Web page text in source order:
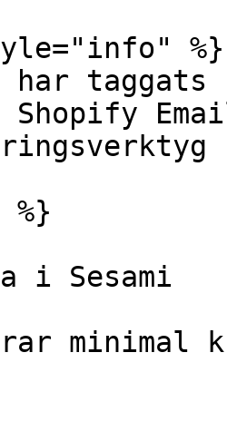
%}
har taggats
i Sesami
minimal